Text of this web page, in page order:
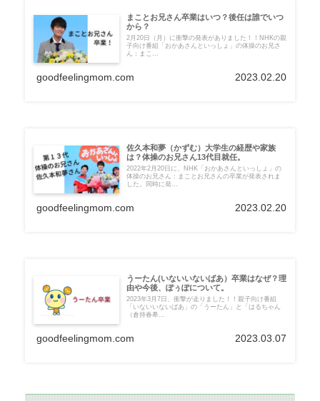
まことお兄さん卒業はいつ？後任は誰でいつ
から？
2月20日（月）に衝撃の発表がありました！！NHKの親
子向け番組「おかあさんといっしょ」の体操のお兄さ
ん：まこ...
goodfeelingmom.com 2023.02.20
佐久本和夢（かずむ）大学生の経歴や家族
は？体操のお兄さん13代目就任。
2022年2月20日に、NHK「おかあさんといっしょ」の
体操のお兄さん：まことお兄さんの卒業が発表されま
した。同時に発...
goodfeelingmom.com 2023.02.20
うーたん(いないいないばあ）卒業はなぜ？理
由や今後、ぽぅぽについて。
2023年3月7日、衝撃が走りました！！親子向け番組
「いないいないばあ」の「うーたん」と「はるちゃん
（倉持春希...
goodfeelingmom.com 2023.03.07